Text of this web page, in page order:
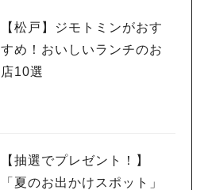
【松戸】ジモトミンがおす
すめ！おいしいランチのお
店10選
【抽選でプレゼント！】
「夏のお出かけスポット」